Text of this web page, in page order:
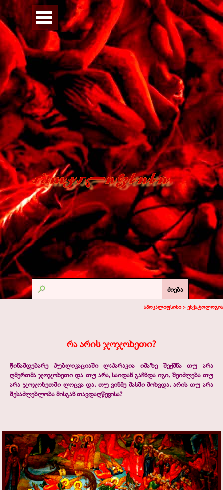
Перейти к контенту
Пропустить меню
ძიება
აპოკალიფსისი > ესქატოლოგია
რა არის ჯოჯოხეთი?
წინამდებარე პუბლიკაციაში ლაპარაკია იმაზე შექმნა თუ არა
ღმერთმა ჯოჯოხეთი და თუ არა, საიდან გაჩნდა იგი, შეიძლება თუ
არა ჯოჯოხეთში ლოცვა და, თუ ვინმე მასში მოხვდა, არის თუ არა
შესაძლებლობა მისგან თავდაღწევისა?